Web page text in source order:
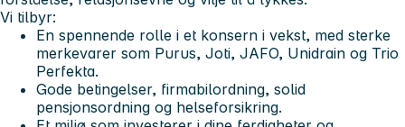
Vi tilbyr:
En spennende rolle i et konsern i vekst, med sterke
merkevarer som Purus, Joti, JAFO, Unidrain og Trio
Perfekta.
Gode betingelser, firmabilordning, solid
pensjonsordning og helseforsikring.